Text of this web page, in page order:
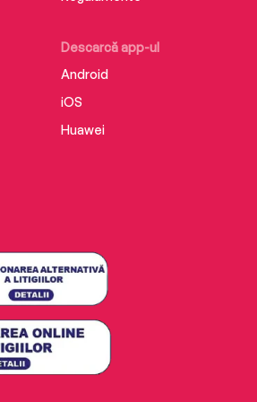
Descarcă app-ul
Android
iOS
Huawei